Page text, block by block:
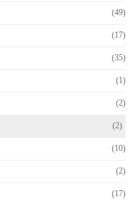
(49)
(17)
(35)
(1)
(2)
(2)
(10)
(2)
(17)